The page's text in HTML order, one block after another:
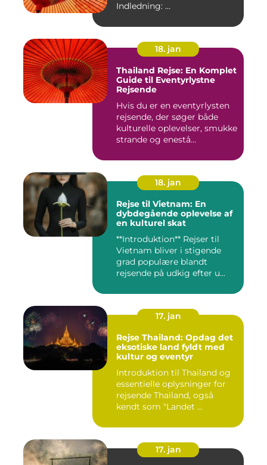
Indledning: ...
18. jan
Thailand Rejse: En Komplet
Guide til Eventyrlystne
Rejsende
Hvis du er en eventyrlysten
rejsende, der søger både
kulturelle oplevelser, smukke
strande og enestå...
18. jan
Rejse til Vietnam: En
dybdegående oplevelse af
en kulturel skat
**Introduktion** Rejser til
Vietnam bliver i stigende
grad populære blandt
rejsende på udkig efter u...
17. jan
Rejse Thailand: Opdag det
eksotiske land fyldt med
kultur og eventyr
Introduktion til Thailand og
essentielle oplysninger for
rejsende Thailand, også
kendt som "Landet ...
17. jan